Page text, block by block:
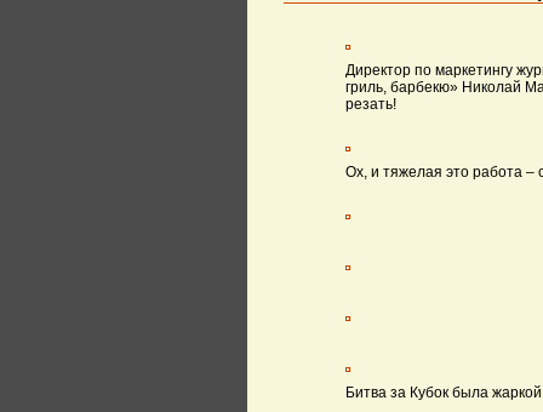
Директор по маркетингу
гриль, барбекю» Николай
резать!
Ох, и тяжелая это работа –
Битва за Кубок была